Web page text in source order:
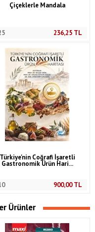
Çiçeklerle Mandala
236,25 TL
Türkiye'nin Coğrafi İşaretli
Gastronomik Ürün Hari...
900,00TL
Ürünler